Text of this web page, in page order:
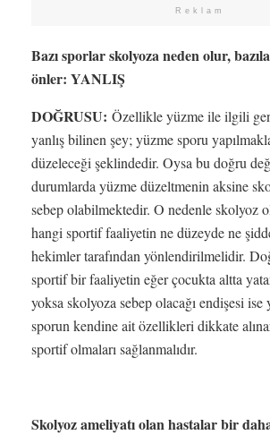
Reklam
Bazı sporlar skolyoza neden olur,
önler: YANLIŞ
DOĞRUSU: Özellikle yüzme ile ilgili
yanlış bilinen şey; yüzme sporu
düzeleceği şeklindedir. Oysa bu doğru
durumlarda yüzme düzeltmenin aksine
sebep olabilmektedir. O nedenle skolyoz
hangi sportif faaliyetin ne düzeyde ne
hekimler tarafından yönlendirilmelidir.
sportif bir faaliyetin eğer çocukta altta
yoksa skolyoza sebep olacağı endişesi
sporun kendine ait özellikleri dikkate
sportif olmaları sağlanmalıdır.
Skolyoz ameliyatı olan hastalar bir